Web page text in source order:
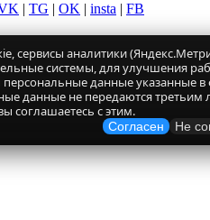
TG OK insta FB
сервисы аналитики
системы, для улучшения
персональные данные указанные
данные не передаются третьим
соглашаетесь с этим.
Согласен Не